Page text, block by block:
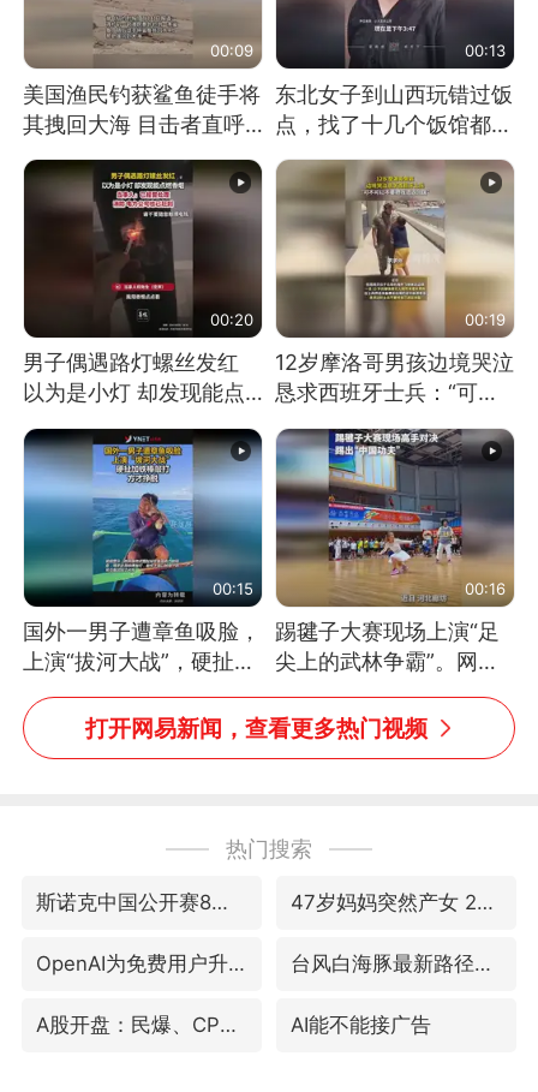
00:09
美国渔民钓获鲨鱼徒手将
其拽回大海 目击者直呼
震惊 （视频来源：参考
消息）
00:13
东北女子到山西玩错过饭
点，找了十几个饭馆都没
开门：午休到几点
00:20
男子偶遇路灯螺丝发红
以为是小灯 却发现能点
燃香烟 当事人：已报警
处理
00:19
12岁摩洛哥男孩边境哭泣
恳求西班牙士兵：“可不
可以不要把我遣返回国”
00:15
国外一男子遭章鱼吸脸，
上演“拔河大战”，硬扯加
铁棒敲打方才挣脱
00:16
踢毽子大赛现场上演“足
尖上的武林争霸”。网
友：这哪是踢毽子，分明
是武侠片现场！#睡个好
打开网易新闻，查看更多热门视频
热门搜索
斯诺克中国公开赛8日开杆 47岁妈妈突然产女 26岁女儿：很震惊
OpenAI为免费用户升级GPT-5.6 Luna 台风白海豚最新路径研判来了
A股开盘：民爆、CPO等概念走强 AI能不能接广告